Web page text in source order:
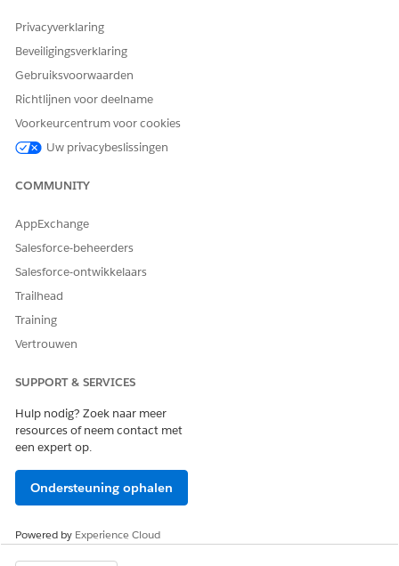
factuurdetails in de records Groep factureringsschema's.
Factureringsschema's genereren voor transacties met
verschillende facturerings- en prijsstellingsfrequenties
die verschilt van de prijsstellingsfrequentie van het
product. Converteer kortere prijsstellingsvoorwaarden
naar langere factureringsfrequenties en vice versa. Deze
onderhandelen over voorkeursvoorwaarden voor
gehandhaafd.
HEEFT DIT ARTIKEL UW PROBLEEM OPGELOST?
Laat ons weten wat we kunnen doen om te verbeteren!
Privacyverklaring
Beveiligingsverklaring
Gebruiksvoorwaarden
Richtlijnen voor deelname
Voorkeurcentrum voor cookies
Uw privacybeslissingen
COMMUNITY
AppExchange
Salesforce-beheerders
Salesforce-ontwikkelaars
Trailhead
Training
Vertrouwen
SUPPORT & SERVICES
Hulp nodig? Zoek naar meer
resources of neem contact met
een expert op.
Ondersteuning ophalen
Powered by Experience Cloud